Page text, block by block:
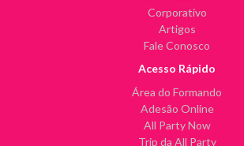
Corporativo
Artigos
Fale Conosco
Acesso Rápido
Área do Formando
Adesão Online
All Party Now
Trip da All Party